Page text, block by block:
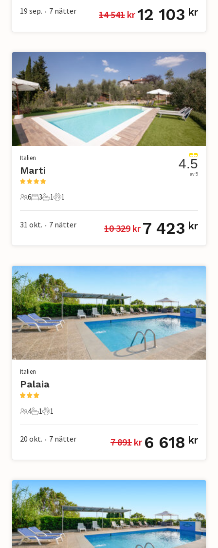
19 sep. • 7 nätter 14 541 kr 12 103 kr
Italien
Marti
6 Gäster
6
3 Sovrum
3
1 Badrum
1
1 Husdjur
1
4.5
av 5
31 okt. • 7 nätter 10 329 kr 7 423 kr
Italien
Palaia
4 Gäster
4
1 Badrum
1
1 Husdjur
1
20 okt. • 7 nätter 7 891 kr 6 618 kr